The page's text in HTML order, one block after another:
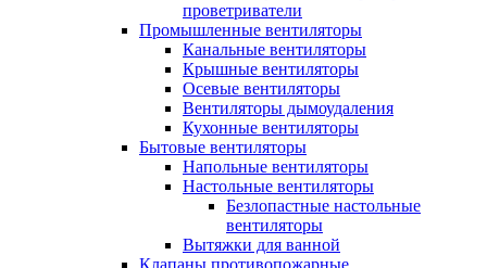
проветриватели
Промышленные вентиляторы
Канальные вентиляторы
Крышные вентиляторы
Осевые вентиляторы
Вентиляторы дымоудаления
Кухонные вентиляторы
Бытовые вентиляторы
Напольные вентиляторы
Настольные вентиляторы
Безлопастные настольные
вентиляторы
Вытяжки для ванной
Клапаны противопожарные